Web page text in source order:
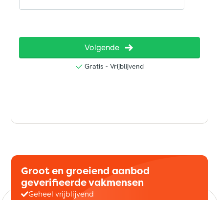
Groot en groeiend aanbod
geverifieerde vakmensen
Geheel vrijblijvend